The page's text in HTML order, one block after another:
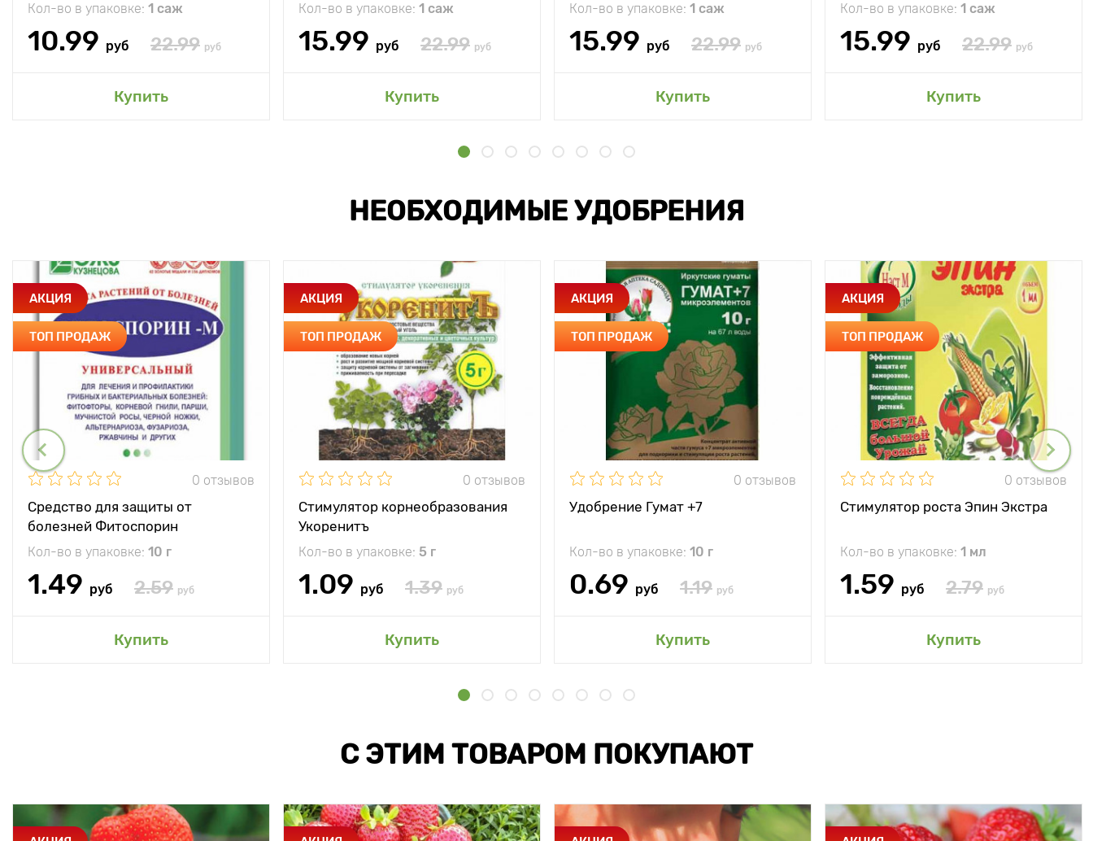
Кол-во в упаковке: 1 саж
10.99 руб 22.99 руб
Купить
Кол-во в упаковке: 1 саж
15.99 руб 22.99 руб
Купить
Кол-во в упаковке: 1 саж
15.99 руб 22.99 руб
Купить
Кол-во в упаковке: 1 саж
15.99 руб 22.99 руб
Купить
НЕОБХОДИМЫЕ УДОБРЕНИЯ
АКЦИЯ
ТОП ПРОДАЖ
0 отзывов
Средство для защиты от
болезней Фитоспорин
Кол-во в упаковке: 10 г
1.49 руб 2.59 руб
Купить
АКЦИЯ
ТОП ПРОДАЖ
0 отзывов
Стимулятор корнеобразования
Укоренитъ
Кол-во в упаковке: 5 г
1.09 руб 1.39 руб
Купить
АКЦИЯ
ТОП ПРОДАЖ
0 отзывов
Удобрение Гумат +7
Кол-во в упаковке: 10 г
0.69 руб 1.19 руб
Купить
АКЦИЯ
ТОП ПРОДАЖ
0 отзывов
Стимулятор роста Эпин Экстра
Кол-во в упаковке: 1 мл
1.59 руб 2.79 руб
Купить
С ЭТИМ ТОВАРОМ ПОКУПАЮТ